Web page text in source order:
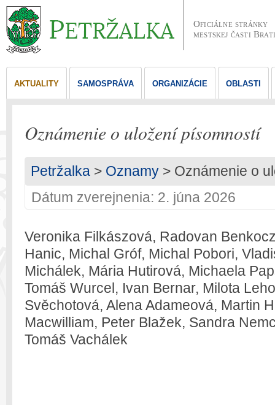
Oficiálne stránky
mestskej časti
AKTUALITY SAMOSPRÁVA ORGANIZÁCIE OBLASTI
Oznámenie o uložení písomností
Petržalka > Oznamy > Oznámenie o
Dátum zverejnenia: 2. júna 2026
Veronika Filkászová, Radovan
Hanic, Michal Gróf, Michal Pobori,
Michálek, Mária Hutirová, Michaela
Tomáš Wurcel, Ivan Bernar, Milota
Svěchotová, Alena Adameová, Martin
Macwilliam, Peter Blažek, Sandra
Tomáš Vachálek